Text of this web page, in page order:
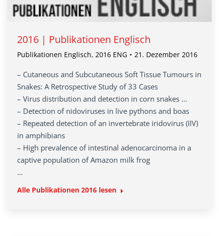
2016 | Publikationen Englisch
Publikationen Englisch, 2016 ENG 21. Dezember 2016
– Cutaneous and Subcutaneous Soft Tissue Tumours in
Snakes: A Retrospective Study of 33 Cases
– Virus distribution and detection in corn snakes …
– Detection of nidoviruses in live pythons and boas
– Repeated detection of an invertebrate iridovirus (IIV)
in amphibians
– High prevalence of intestinal adenocarcinoma in a
captive population of Amazon milk frog
…
Alle Publikationen 2016 lesen